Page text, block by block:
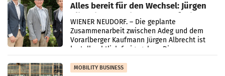
Alles bereit für den Wechsel: Jürgen
Albrecht setzt ab 1.1.2027 auf Adeg
WIENER NEUDORF. – Die geplante
Zusammenarbeit zwischen Adeg und dem
Vorarlberger Kaufmann Jürgen Albrecht ist
kartellrechtlich freigegeben: Die
Bundeswettbewerbsbehörde und der
Bundeskartellanwalt
MOBILITY BUSINESS